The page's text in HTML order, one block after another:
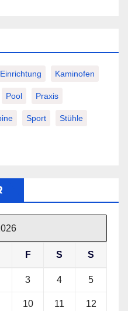
Einrichtung Kaminofen
Pool Praxis
Sport Stühle
F S S
3 4 5
10 11 12